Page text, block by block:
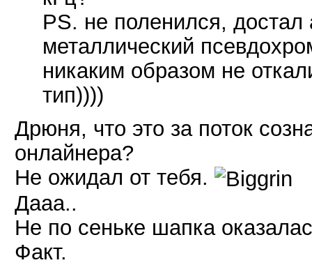
PS. не поленился,
металлический
никаким образом не
тип))))
Дрюня, что это за поток
онлайнера?
Не ожидал от тебя.
Дааа..
Не по сеньке шапка
Факт.